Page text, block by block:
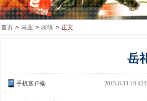
首页 > 马业 > 骑练 > 正文
岳
手机客户端 2015-8-11